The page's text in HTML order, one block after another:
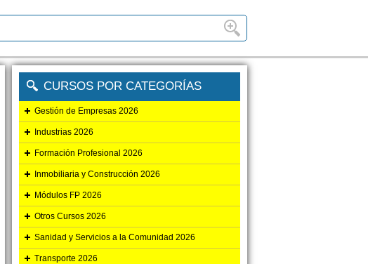
CURSOS POR CATEGORÍAS
Gestión de Empresas 2026
Industrias 2026
Formación Profesional 2026
Inmobiliaria y Construcción 2026
Módulos FP 2026
Otros Cursos 2026
Sanidad y Servicios a la Comunidad 2026
Transporte 2026